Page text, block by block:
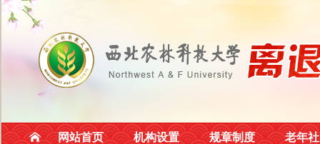
网站首页 机构设置 规章制度 老年